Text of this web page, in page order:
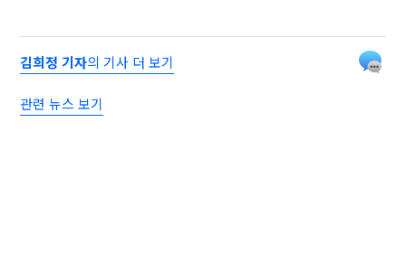
김희정 기자의 기사 더 보기
관련 뉴스 보기